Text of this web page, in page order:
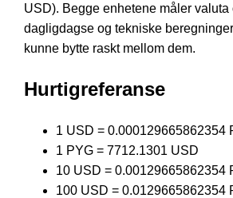
USD). Begge enhetene måler
dagligdagse og tekniske
kunne bytte raskt mellom dem.
Hurtigreferanse
1 USD = 0.000129665862354
1 PYG = 7712.1301 USD
10 USD = 0.00129665862354
100 USD = 0.0129665862354